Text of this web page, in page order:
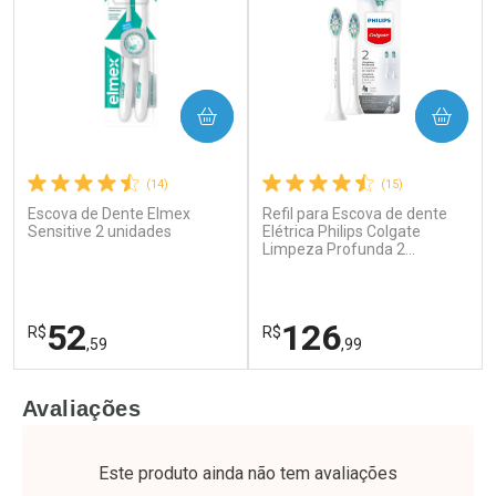
Ativar Desconto Ativar Desconto
Comprar sem Desconto
(14)
Escova de Dente Elmex
Sensitive 2 unidades
R$52,59
COMPRAR
Laboratório
Por Menos
(15)
Refil para Escova de dente
Elétrica Philips Colgate
Limpeza Profunda 2
R$126,99
COMPRAR
Laboratório
Por Menos
Avaliações
Este produto ainda não tem avaliações